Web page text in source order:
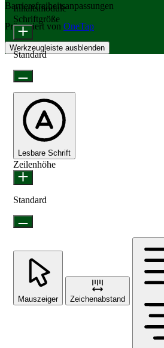
Barrierefreiheitsanpassungen
Präsentiert von OneTap
Werkzeugleiste ausblenden
Inhaltsmodule
Schriftgröße
Standard
Lesbare Schrift
Zeilenhöhe
Standard
Mauszeiger Zeichenabstand